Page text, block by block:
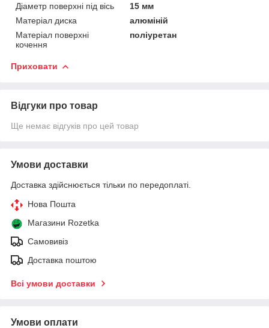
Діаметр поверхні під вісь
15 мм
Матеріал диска
алюміній
Матеріал поверхні
кочення
поліуретан
Приховати
Відгуки про товар
Ще немає відгуків про цей товар
Умови доставки
Доставка здійснюється тільки по передоплаті.
Нова Пошта
Магазини Rozetka
Самовивіз
Доставка поштою
Всі умови доставки
Умови оплати